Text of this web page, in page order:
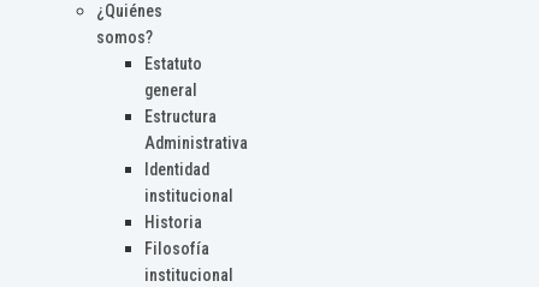
¿Quiénes
somos?
Estatuto
general
Estructura
Administrativa
Identidad
institucional
Historia
Filosofía
institucional